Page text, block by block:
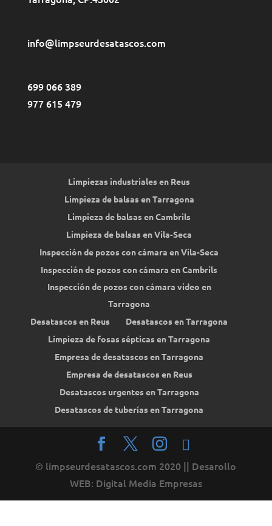
info@limpseurdesatascos.com
699 066 389
977 615 479
Limpiezas industriales en Reus
Limpieza de balsas en Tarragona
Limpieza de balsas en Cambrils
Limpieza de balsas en Vila-Seca
Inspección de pozos con cámara en Vila-Seca
Inspección de pozos con cámara en Cambrils
Inspección de pozos con cámara video en
Tarragona
Desatascos en Reus
Desatascos en Tarragona
Limpieza de fosas sépticas en Tarragona
Empresa de desatascos en Tarragona
Empresa de desatascos en Reus
Desatascos urgentes en Tarragona
Desatascos de tuberías en Tarragona
© limpseurdesatascos.com 2020 || Desarollo
WEB: Digital Media Empresas